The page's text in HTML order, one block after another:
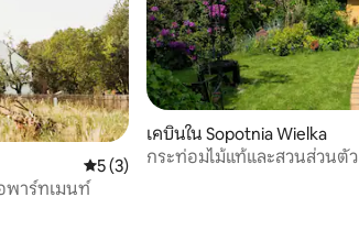
คะแนนเฉลี่ย 5 จาก 5, 3 รีวิว
5 (3)
พาร์ทเมนท์
เคบินใน Sopotnia Wielka
กระท่อมไม้แท้และสวนส่วนตัว